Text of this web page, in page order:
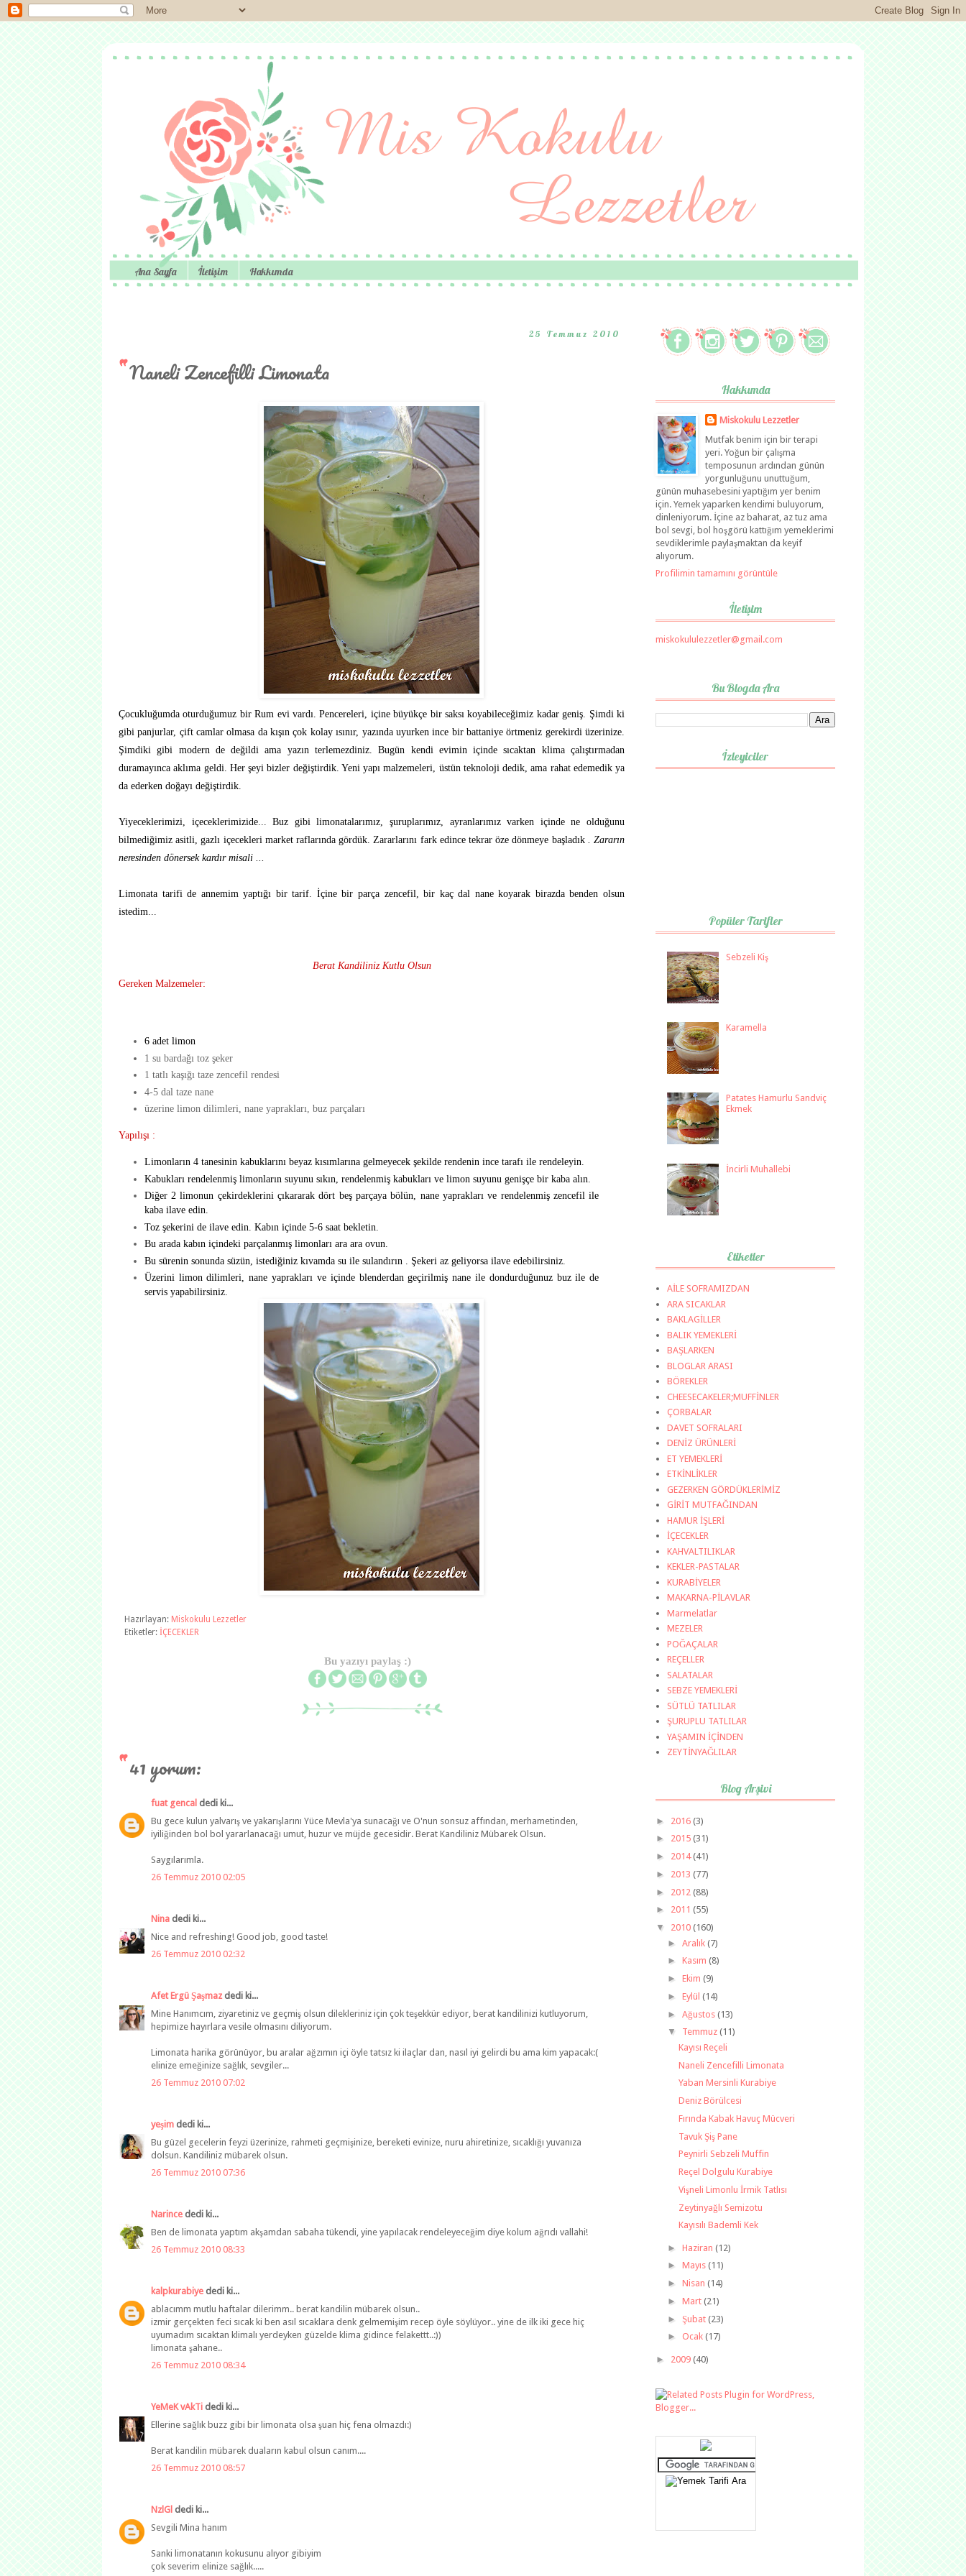
Ana Sayfa İletişim Hakkımda
25 Temmuz 2010
Naneli Zencefilli Limonata
Çocukluğumda oturduğumuz bir Rum evi vardı. Pencereleri, içine büyükçe bir saksı koyabileceğimiz kadar geniş. Şimdi ki
gibi panjurlar, çift camlar olmasa da kışın çok kolay ısınır, yazında uyurken ince bir battaniye örtmeniz gerekirdi üzerinize.
Şimdiki gibi modern de değildi ama yazın terlemezdiniz. Bugün kendi evimin içinde sıcaktan klima çalıştırmadan
duramayınca aklıma geldi. Her şeyi bizler değiştirdik. Yeni yapı malzemeleri, üstün teknoloji dedik, ama rahat edemedik ya
da ederken doğayı değiştirdik.
Yiyeceklerimizi, içeceklerimizide... Buz gibi limonatalarımız, şuruplarımız, ayranlarımız varken içinde ne olduğunu
bilmediğimiz asitli, gazlı içecekleri market raflarında gördük. Zararlarını fark edince tekrar öze dönmeye başladık
. Zararın
neresinden dönersek kardır misali ...
Limonata tarifi de annemim yaptığı bir tarif. İçine bir parça zencefil, bir kaç dal nane koyarak birazda benden olsun
istedim...
Berat Kandiliniz Kutlu Olsun
Gereken Malzemeler:
6 adet limon
1 su bardağı toz şeker
1 tatlı kaşığı taze zencefil rendesi
4-5 dal taze nane
üzerine limon dilimleri, nane yaprakları, buz parçaları
Yapılışı :
Limonların 4 tanesinin kabuklarını beyaz kısımlarına gelmeyecek şekilde rendenin ince tarafı ile rendeleyin.
Kabukları rendelenmiş limonların suyunu sıkın, rendelenmiş kabukları ve limon suyunu genişçe bir kaba alın.
Diğer 2 limonun çekirdeklerini çıkararak dört beş parçaya bölün, nane yaprakları ve rendelenmiş zencefil ile
kaba ilave edin.
Toz şekerini de ilave edin. Kabın içinde 5-6 saat bekletin.
Bu arada kabın içindeki parçalanmış limonları ara ara ovun.
Bu sürenin sonunda süzün, istediğiniz kıvamda su ile sulandırın . Şekeri az geliyorsa ilave edebilirsiniz.
Üzerini limon dilimleri, nane yaprakları ve içinde blenderdan geçirilmiş nane ile dondurduğunuz buz ile de
servis yapabilirsiniz.
Hazırlayan: Miskokulu Lezzetler
Etiketler: İÇECEKLER
Bu yazıyı paylaş :)
41 yorum:
fuat gencal dedi ki...
Bu gece kulun yalvarış ve yakarışlarını Yüce Mevla'ya sunacağı ve O'nun sonsuz affından, merhametinden,
iyiliğinden bol bol yararlanacağı umut, huzur ve müjde gecesidir. Berat Kandiliniz Mübarek Olsun.
Saygılarımla.
26 Temmuz 2010 02:05
Nina dedi ki...
Nice and refreshing! Good job, good taste!
26 Temmuz 2010 02:32
Afet Ergü Şaşmaz dedi ki...
Mine Hanımcım, ziyaretiniz ve geçmiş olsun dilekleriniz için çok teşekkür ediyor, berat kandilinizi kutluyorum,
hepimize hayırlara vesile olmasını diliyorum.
Limonata harika görünüyor, bu aralar ağzımın içi öyle tatsız ki ilaçlar dan, nasıl iyi gelirdi bu ama kim yapacak:(
elinize emeğinize sağlık, sevgiler...
26 Temmuz 2010 07:02
yeşim dedi ki...
Bu güzel gecelerin feyzi üzerinize, rahmeti geçmişinize, bereketi evinize, nuru ahiretinize, sıcaklığı yuvanıza
dolsun. Kandiliniz mübarek olsun.
26 Temmuz 2010 07:36
Narince dedi ki...
Ben de limonata yaptım akşamdan sabaha tükendi, yine yapılacak rendeleyeceğim diye kolum ağrıdı vallahi!
26 Temmuz 2010 08:33
kalpkurabiye dedi ki...
ablacımm mutlu haftalar dilerimm.. berat kandilin mübarek olsun..
izmir gerçekten feci sıcak ki ben asıl sıcaklara denk gelmemişim recep öyle söylüyor.. yine de ilk iki gece hiç
uyumadım sıcaktan klimalı yerdeyken güzelde klima gidince felakettt..:))
limonata şahane..
26 Temmuz 2010 08:34
YeMeK vAkTi dedi ki...
Ellerine sağlık buzz gibi bir limonata olsa şuan hiç fena olmazdı:)
Berat kandilin mübarek duaların kabul olsun canım....
26 Temmuz 2010 08:57
NzlGl dedi ki...
Sevgili Mina hanım
Sanki limonatanın kokusunu alıyor gibiyim
çok severim elinize sağlık.....
Hakkımda
Miskokulu Lezzetler
Mutfak benim için bir terapi
yeri. Yoğun bir çalışma
temposunun ardından günün
yorgunluğunu unuttuğum,
günün muhasebesini yaptığım yer benim
için. Yemek yaparken kendimi buluyorum,
dinleniyorum. İçine az baharat, az tuz ama
bol sevgi, bol hoşgörü kattığım yemeklerimi
sevdiklerimle paylaşmaktan da keyif
alıyorum.
Profilimin tamamını görüntüle
İletişim
miskokululezzetler@gmail.com
Bu Blogda Ara
İzleyiciler
Popüler Tarifler
Sebzeli Kiş
Karamella
Patates Hamurlu Sandviç
Ekmek
İncirli Muhallebi
Etiketler
AİLE SOFRAMIZDAN
ARA SICAKLAR
BAKLAGİLLER
BALIK YEMEKLERİ
BAŞLARKEN
BLOGLAR ARASI
BÖREKLER
CHEESECAKELER;MUFFİNLER
ÇORBALAR
DAVET SOFRALARI
DENİZ ÜRÜNLERİ
ET YEMEKLERİ
ETKİNLİKLER
GEZERKEN GÖRDÜKLERİMİZ
GİRİT MUTFAĞINDAN
HAMUR İŞLERİ
İÇECEKLER
KAHVALTILIKLAR
KEKLER-PASTALAR
KURABİYELER
MAKARNA-PİLAVLAR
Marmelatlar
MEZELER
POĞAÇALAR
REÇELLER
SALATALAR
SEBZE YEMEKLERİ
SÜTLÜ TATLILAR
ŞURUPLU TATLILAR
YAŞAMIN İÇİNDEN
ZEYTİNYAĞLILAR
Blog Arşivi
► 2016 (3)
► 2015 (31)
► 2014(41)
► 2013 (77)
► 2012 (88)
► 2011 (55)
▼ 2010 (160)
► Aralık (7)
► Kasım (8)
► Ekim (9)
► Eylül (14)
► Ağustos (13)
▼ Temmuz (11)
Kayısı Reçeli
Naneli Zencefilli Limonata
Yaban Mersinli Kurabiye
Deniz Börülcesi
Fırında Kabak Havuç Mücveri
Tavuk Şiş Pane
Peynirli Sebzeli Muffin
Reçel Dolgulu Kurabiye
Vişneli Limonlu İrmik Tatlısı
Zeytinyağlı Semizotu
Kayısılı Bademli Kek
► Haziran (12)
► Mayıs (11)
► Nisan (14)
► Mart (21)
► Şubat (23)
► Ocak (17)
► 2009 (40)